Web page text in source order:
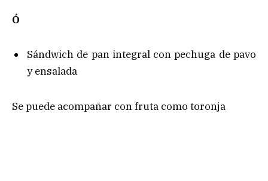
Ó
Sándwich de pan integral con pechuga de pavo
y ensalada
Se puede acompañar con fruta como toronja